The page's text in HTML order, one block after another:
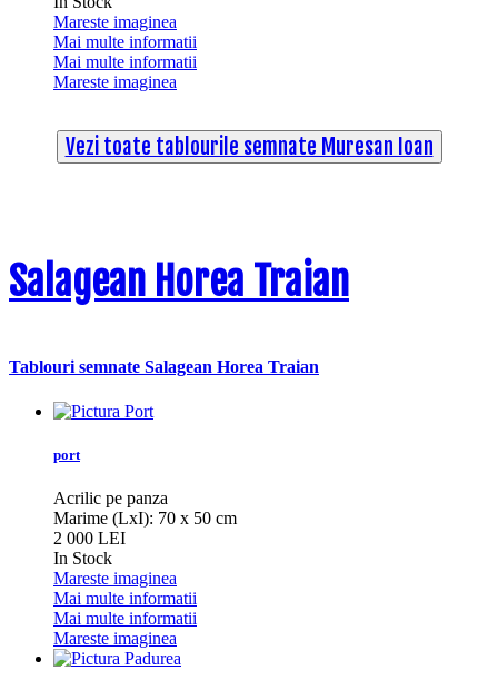
Mareste imaginea
Mai multe informatii
Mai multe informatii
Mareste imaginea
Vezi toate tablourile semnate Muresan Ioan
Salagean Horea Traian
Tablouri semnate Salagean Horea Traian
port
Acrilic pe panza
Marime (LxI): 70 x 50 cm
2 000 LEI
In Stock
Mareste imaginea
Mai multe informatii
Mai multe informatii
Mareste imaginea